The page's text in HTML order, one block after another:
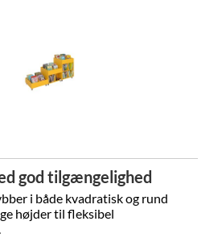
god tilgængelighed
i både kvadratisk og rund
højder til fleksibel